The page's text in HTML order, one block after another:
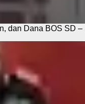
dan Dana BOS SD